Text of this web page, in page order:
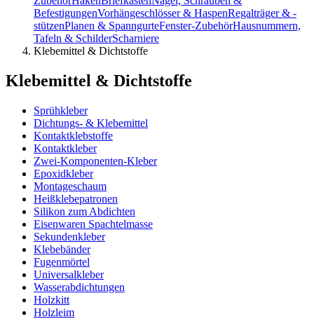
BefestigungenVorhängeschlösser & HaspenRegalträger & -
stützenPlanen & SpanngurteFenster-ZubehörHausnummern,
Tafeln & SchilderScharniere
Klebemittel & Dichtstoffe
Klebemittel & Dichtstoffe
Sprühkleber
Dichtungs- & Klebemittel
Kontaktklebstoffe
Kontaktkleber
Zwei-Komponenten-Kleber
Epoxidkleber
Montageschaum
Heißklebepatronen
Silikon zum Abdichten
Eisenwaren Spachtelmasse
Sekundenkleber
Klebebänder
Fugenmörtel
Universalkleber
Wasserabdichtungen
Holzkitt
Holzleim